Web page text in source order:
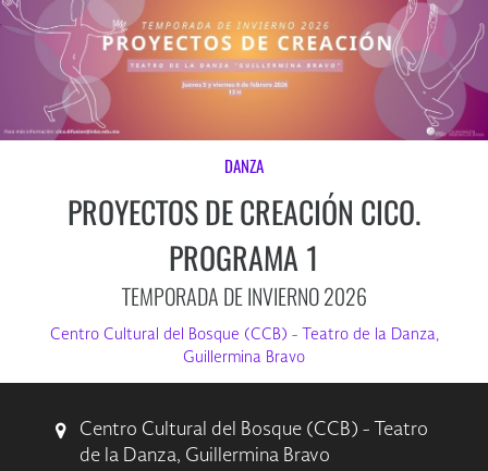
DANZA
PROYECTOS DE CREACIÓN CICO.
PROGRAMA 1
TEMPORADA DE INVIERNO 2026
Centro Cultural del Bosque (CCB) - Teatro de la Danza,
Guillermina Bravo
Centro Cultural del Bosque (CCB) - Teatro
de la Danza, Guillermina Bravo